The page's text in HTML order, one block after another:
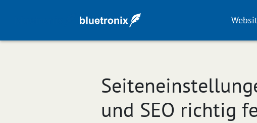
und SEO richtig